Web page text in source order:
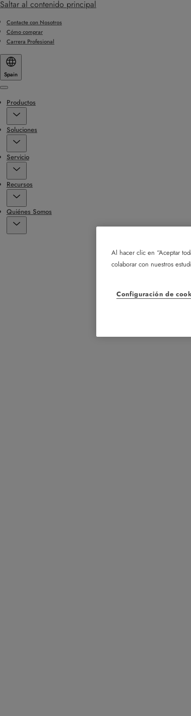
Saltar al contenido principal
Contacte con Nosotros
Cómo comprar
Carrera Profesional
Spain
Menu
Productos
Soluciones
Servicio
Recursos
Quiénes Somos
Al hacer clic en “Aceptar
colaborar con nuestros
Configuración de